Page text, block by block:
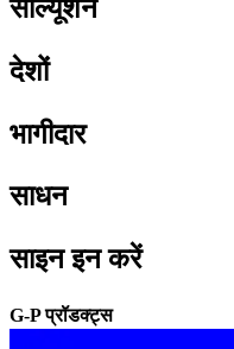
सॉल्यूशन​​
देशों​​
भागीदार​​
साधन​​
साइन इन करें​​
G-P प्रॉडक्ट्स​​